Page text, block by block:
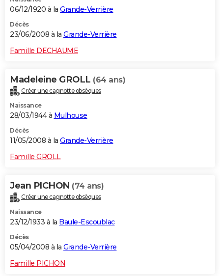
06/12/1920 à la Grande-Verrière
Décès
23/06/2008 à la Grande-Verrière
Famille DECHAUME
Madeleine GROLL (64 ans)
Créer une cagnotte obsèques
Naissance
28/03/1944 à Mulhouse
Décès
11/05/2008 à la Grande-Verrière
Famille GROLL
Jean PICHON (74 ans)
Créer une cagnotte obsèques
Naissance
23/12/1933 à la Baule-Escoublac
Décès
05/04/2008 à la Grande-Verrière
Famille PICHON